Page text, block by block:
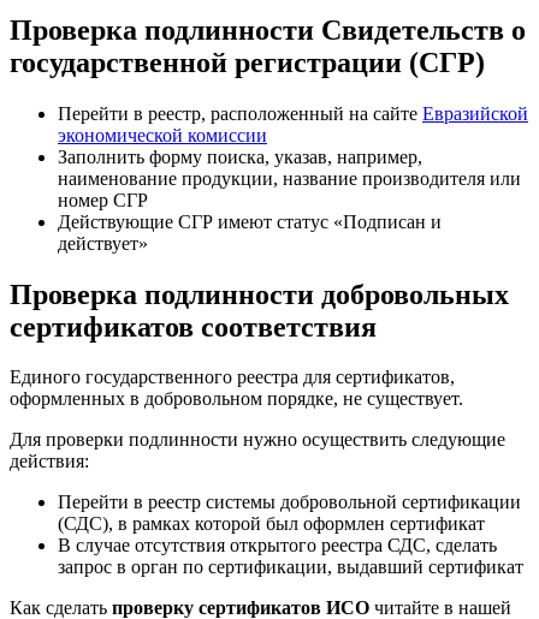
Проверка подлинности Свидетельств о
государственной регистрации (СГР)
Перейти в реестр, расположенный на сайте Евразийской
экономической комиссии
Заполнить форму поиска, указав, например,
наименование продукции, название производителя или
номер СГР
Действующие СГР имеют статус «Подписан и
действует»
Проверка подлинности добровольных
сертификатов соответствия
Единого государственного реестра для сертификатов,
оформленных в добровольном порядке, не существует.
Для проверки подлинности нужно осуществить следующие
действия:
Перейти в реестр системы добровольной сертификации
(СДС), в рамках которой был оформлен сертификат
В случае отсутствия открытого реестра СДС, сделать
запрос в орган по сертификации, выдавший сертификат
Как сделать проверку сертификатов ИСО читайте в нашей